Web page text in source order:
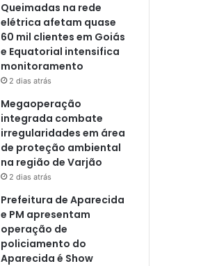
Queimadas na rede
elétrica afetam quase
60 mil clientes em Goiás
e Equatorial intensifica
monitoramento
2 dias atrás
Megaoperação
integrada combate
irregularidades em área
de proteção ambiental
na região de Varjão
2 dias atrás
Prefeitura de Aparecida
e PM apresentam
operação de
policiamento do
Aparecida é Show